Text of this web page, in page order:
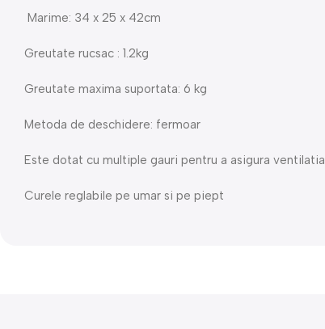
Marime: 34 x 25 x 42cm
Greutate rucsac : 1.2kg
Greutate maxima suportata: 6 kg
Metoda de deschidere: fermoar
Este dotat cu multiple gauri pentru a asigura ventilatia
Curele reglabile pe umar si pe piept